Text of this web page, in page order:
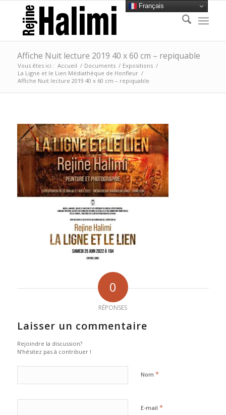
Affiche Nuit lecture 2019 40 x 60 cm – repiquable
Vous êtes ici : Accueil / Documents / Expositions /
La Ligne et le Lien Médiathèque de Honfleur /
Affiche Nuit lecture 2019 40 x 60 cm – repiquable
0
RÉPONSES
Laisser un commentaire
Rejoindre la discussion?
N’hésitez pas à contribuer !
Nom *
E-mail *
Français